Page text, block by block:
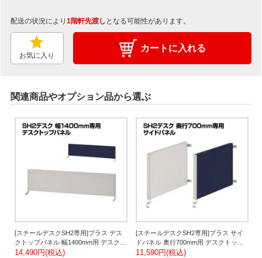
配送の状況により 1階軒先渡し となる可能性があります。
お気に入り
カートに入れる
関連商品やオプション品から選ぶ
[スチールデスクSH2専用]プラス デス
クトップパネル 幅1400mm用 デスクパ
ネル パーテーション パーティション
14,490円(税込)
[スチールデスクSH2専用]プラス サイ
ドパネル 奥行700mm用 デスクトップ
パネル パーテーション 卓上 机上 デス
11,590円(税込)